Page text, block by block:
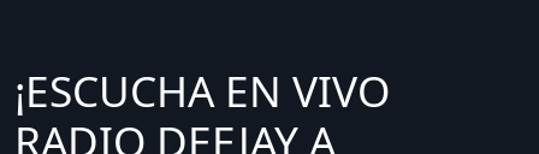
¡ESCUCHA EN VIVO
RADIO DEEJAY A